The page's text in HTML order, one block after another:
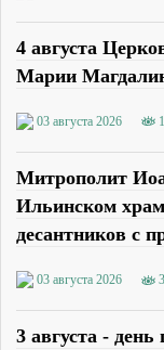
4 августа
Марии
03 августа 2026
Митрополит
Ильинском
десантников с
03 августа 2026
3 августа -